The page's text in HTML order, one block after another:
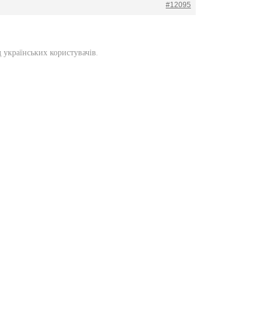
#12095
користувачів.